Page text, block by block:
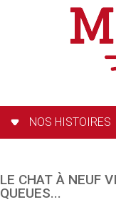
NOS HISTOIRES
LE CHAT À NEUF
QUEUES...